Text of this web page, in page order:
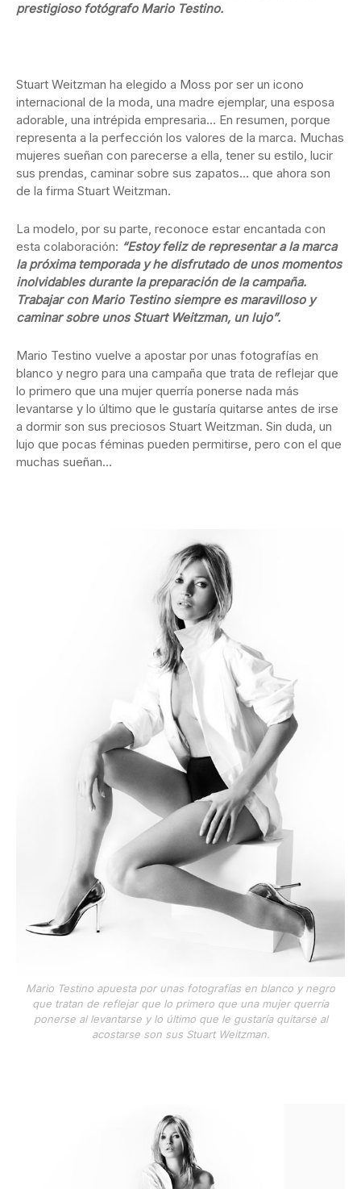
prestigioso fotógrafo Mario Testino.
Stuart Weitzman ha elegido a Moss por ser un icono
internacional de la moda, una madre ejemplar, una esposa
adorable, una intrépida empresaria… En resumen, porque
representa a la perfección los valores de la marca. Muchas
mujeres sueñan con parecerse a ella, tener su estilo, lucir
sus prendas, caminar sobre sus zapatos… que ahora son
de la firma Stuart Weitzman.
La modelo, por su parte, reconoce estar encantada con
esta colaboración: “Estoy feliz de representar a la marca
la próxima temporada y he disfrutado de unos momentos
inolvidables durante la preparación de la campaña.
Trabajar con Mario Testino siempre es maravilloso y
caminar sobre unos Stuart Weitzman, un lujo”.
Mario Testino vuelve a apostar por unas fotografías en
blanco y negro para una campaña que trata de reflejar que
lo primero que una mujer querría ponerse nada más
levantarse y lo último que le gustaría quitarse antes de irse
a dormir son sus preciosos Stuart Weitzman. Sin duda, un
lujo que pocas féminas pueden permitirse, pero con el que
muchas sueñan…
Mario Testino apuesta por unas fotografías en blanco y negro
que tratan de reflejar que lo primero que una mujer querría
ponerse al levantarse y lo último que le gustaría quitarse al
acostarse son sus Stuart Weitzman.